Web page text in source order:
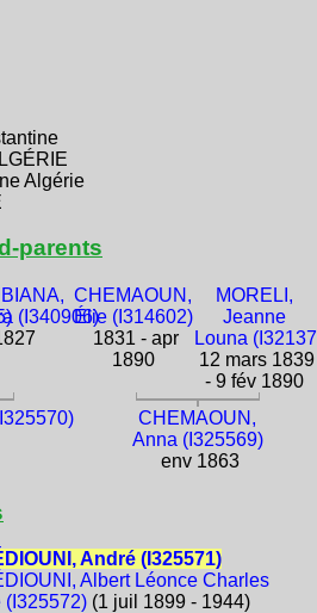
Algérie
parents
(I340906)
CHEMAOUN,
Élie (I314602)
1831 - apr
1890
MORELI,
Jeanne
Louna
12 mars 1839
- 9 fév 1890
CHEMAOUN,
Anna (I325569)
env 1863
André (I325571)
Albert Léonce Charles
(I325572)(1 juil 1899 - 1944)